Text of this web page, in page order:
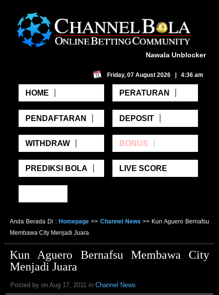
Nawala Unblocker
Friday, 07 August 2026 | 4:36 am
HOME PERATURAN
PENDAFTARAN DEPOSIT
WITHDRAW BONUS
PREDIKSI BOLA LIVE SCORE
Anda Berada Di :Homepage >> Channel News >> Kun Aguero Bernafsu
Membawa City Menjadi Juara
Kun Aguero Bernafsu Membawa City
Menjadi Juara
Posted by on Aug 17, 2011 in Channel News